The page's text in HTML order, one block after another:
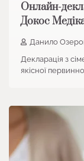
Онлайн-
Докос
Данило
Декларація з
якісної